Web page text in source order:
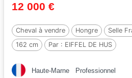
12 000 €
Cheval à vendre Hongre Selle
162 cm
Par : EIFFEL DE HUS
Haute-Marne Professionnel